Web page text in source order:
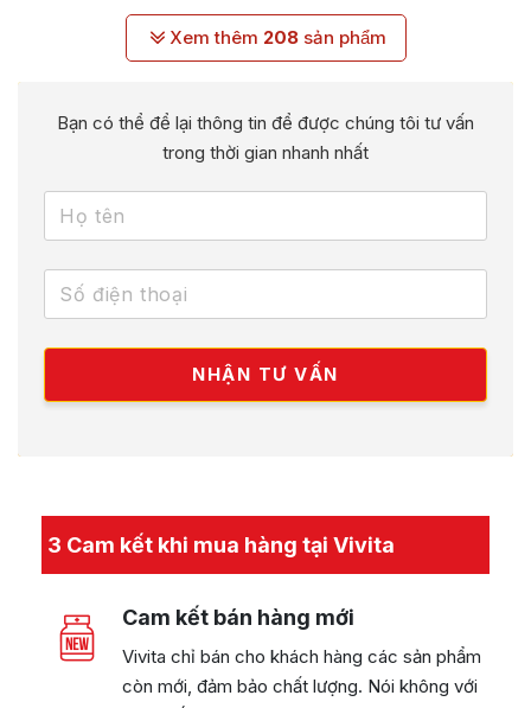
Xem thêm 208sản phẩm
Bạn có thể để lại thông tin để được chúng tôi tư vấn
trong thời gian nhanh nhất
3 Cam kết khi mua hàng tại Vivita
Cam kết bán hàng mới
Vivita chỉ bán cho khách hàng các sản phẩm
còn mới, đảm bảo chất lượng. Nói không với